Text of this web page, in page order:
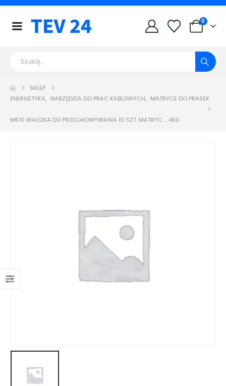
0
SKLEP
ENERGETYKA, NARZĘDZIA DO PRAC KABLOWYCH, MATRYCE DO PRASEK
MK10 WALIZKA DO PRZECHOWYWANIA 10 SZT. MATRYC … 450